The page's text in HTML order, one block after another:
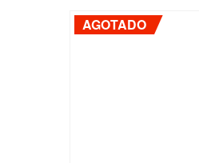
AGOTADO